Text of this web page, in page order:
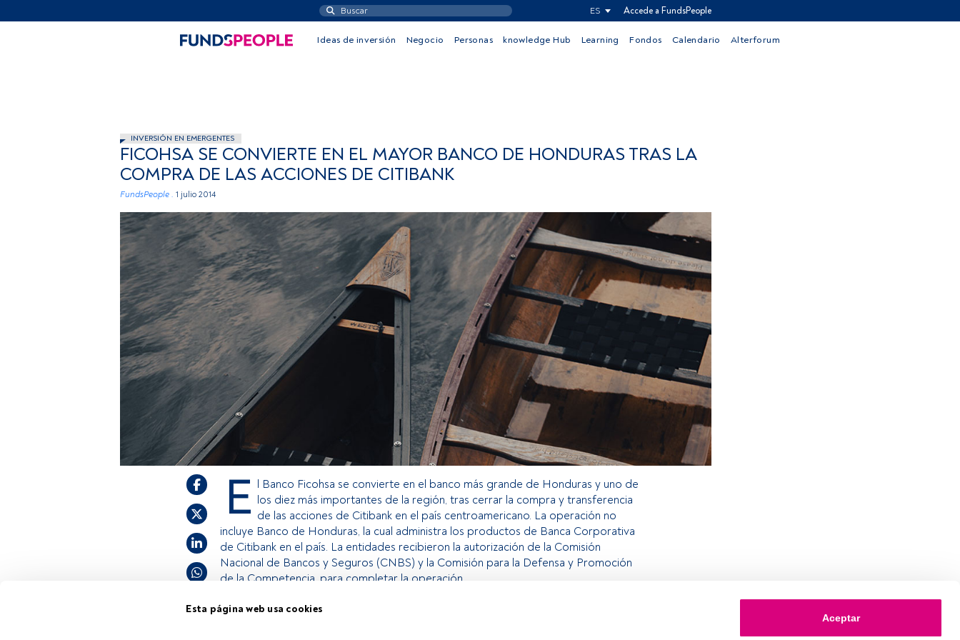
Esta página web usa cookies
Aceptar
ES Accede a FundsPeople
Ideas de inversión Negocio Personas knowledge Hub Learning Fondos Calendario Alterforum
INVERSIÓN EN EMERGENTES
FICOHSA SE CONVIERTE EN EL MAYOR BANCO DE HONDURAS TRAS LA
COMPRA DE LAS ACCIONES DE CITIBANK
FundsPeople . 1 julio 2014
E l Banco Ficohsa se convierte en el banco más grande de Honduras y uno de
los diez más importantes de la región, tras cerrar la compra y transferencia
de las acciones de Citibank en el país centroamericano. La operación no
incluye Banco de Honduras, la cual administra los productos de Banca Corporativa
de Citibank en el país. La entidades recibieron la autorización de la Comisión
Nacional de Bancos y Seguros (CNBS) y la Comisión para la Defensa y Promoción
de la Competencia, para completar la operación.